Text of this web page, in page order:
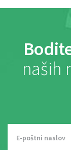
naših